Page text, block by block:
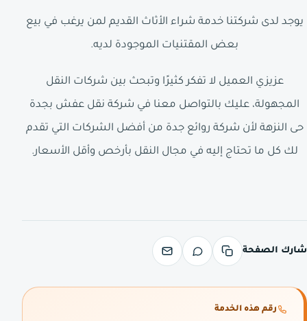
يوجد لدى شركتنا خدمة شراء الأثاث القديم لمن يرغب في بيع
بعض المقتنيات الموجودة لديه.
عزيزي العميل لا تفكر كثيرًا وتبحث بين شركات النقل
المجهولة، عليك بالتواصل معنا في شركة نقل عفش بجدة
حى النزهة لأن شركة روائع جدة من أفضل الشركات التي تقدم
لك كل ما تحتاج إليه في مجال النقل بأرخص وأقل الأسعار.
شارك الصفحة
رقم هذه الخدمة